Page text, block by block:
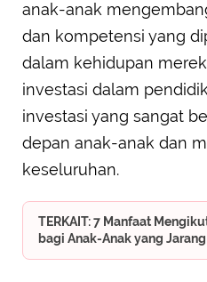
anak-anak
dan kompetensi yang
dalam kehidupan
investasi dalam
investasi yang sangat
depan anak-anak dan
keseluruhan.
TERKAIT: 7 Manfaat
bagi Anak-Anak yang